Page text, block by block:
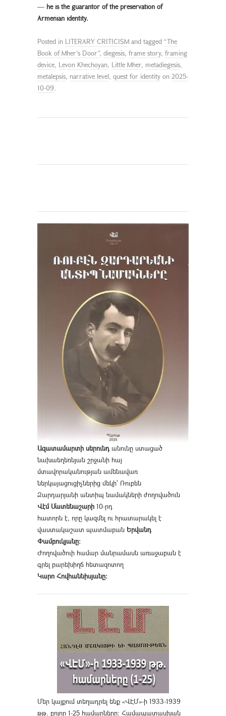
— he is the guarantor of the preservation of
Armenian identity.
Posted in LITERARY CRITICISM and tagged “The
Book of Mher’s Door”, diegesis, frame story, framing
device, Levon Khechoyan, Little Mher, metadiegesis,
metalepsis, narrative level, quest for identity on 2025-
10-09.
Ազատամարտի սերունդանունը ստացած
նախաեղեռնյան շրջանի հայ
մտավորականության ամենավառ
ներկայացուցիչներից մեկի՝ Ռուբեն
Զարդարյանի անտիպ նամակների ժողովածուն
Վէմ Մատենաշարի 10-րդ
հատորն է, որը կազմել ու հրատարակել է
վաստակաշատ պատմաբան Երվանդ
Փամբուկյանը։
Ժողովածուի համար մանրամասն առաջաբան է
գրել բարեխիղճ հետազոտող
Կարո Հովհաննիսյանը։
Մեր կայքում տեղադրել ենք «ՎԷՄ»-ի 1933-1939
թթ. բոլոր 1-25 համարները։ Համապատասխան